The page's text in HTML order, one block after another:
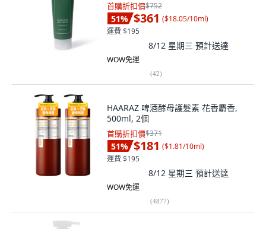
首購折扣價$752
51% $361 ($18.05/10ml)
運費 $195
8/12 星期三 預計送達
WOW免運
(42)
HAARAZ 啤酒酵母護髮素 花香麝香,
500ml, 2個
首購折扣價$371
51% $181 ($1.81/10ml)
運費 $195
8/12 星期三 預計送達
WOW免運
(4877)